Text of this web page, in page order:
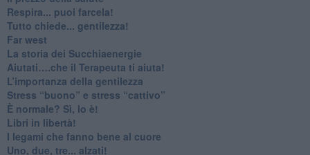
​Respira... puoi farcela!
​Tutto chiede... gentilezza!
​Far west
​La storia dei Succhiaenergie
​Aiutati….che il Terapeuta ti aiuta!
​L’importanza della gentilezza
​Stress “buono” e stress “cattivo”
​È normale? Sì, lo è!
​Libri in libertà!
​I legami che fanno bene al cuore
Uno, due, tre... alzati!​